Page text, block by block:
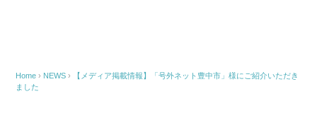
o
Home › NEWS ›
【メディア掲載情報】「号外ネット豊中市」様にご紹介いただき
ました